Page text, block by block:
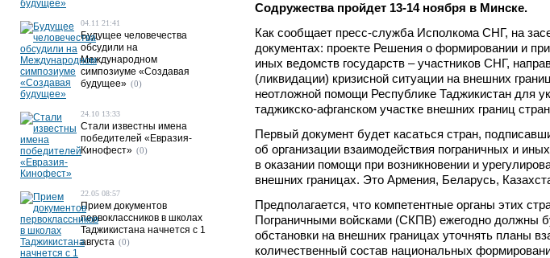
Содружества пройдет 13-14 ноября в Минске.
Как сообщает пресс-служба Исполкома СНГ, на
документах: проекте Решения о формировании и
иных ведомств государств – участников СНГ,
(ликвидации) кризисной ситуации на внешних
неотложной помощи Республике Таджикистан для
таджикско-афганском участке внешних границ
Первый документ будет касаться стран,
об организации взаимодействия пограничных и
в оказании помощи при возникновении и
внешних границах. Это Армения, Беларусь,
Предполагается, что компетентные органы этих
Пограничными войсками (СКПВ) ежегодно должны
обстановки на внешних границах уточнять планы
количественный состав национальных
04.11 21:41
Будущее человечества
обсудили на
Международном
симпозиуме «Создавая
будущее» (0)
24.10 13:33
Стали известны имена
победителей «Евразия-
Кинофест» (0)
22.05 08:57
Прием документов
первоклассников в школах
Таджикистана начнется с 1
августа (0)